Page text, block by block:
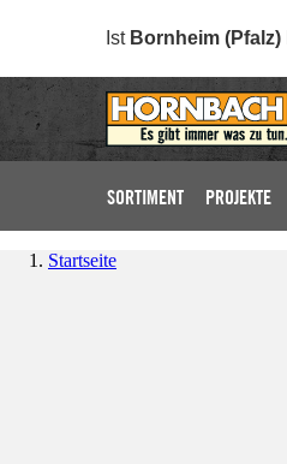
Ist Bornheim (Pfalz)
SORTIMENT PROJEKTE
Startseite